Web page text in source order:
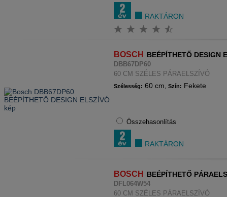
RAKTÁRON
BOSCH BEÉPÍTHETŐ DESIGN
DBB67DP60
60 CM SZÉLES PÁRAELSZÍVÓ
Szélesség: 60 cm, Szín: Fekete
Összehasonlítás
RAKTÁRON
BOSCH BEÉPÍTHETŐ
DFL064W54
60 CM SZÉLES PÁRAELSZÍVÓ